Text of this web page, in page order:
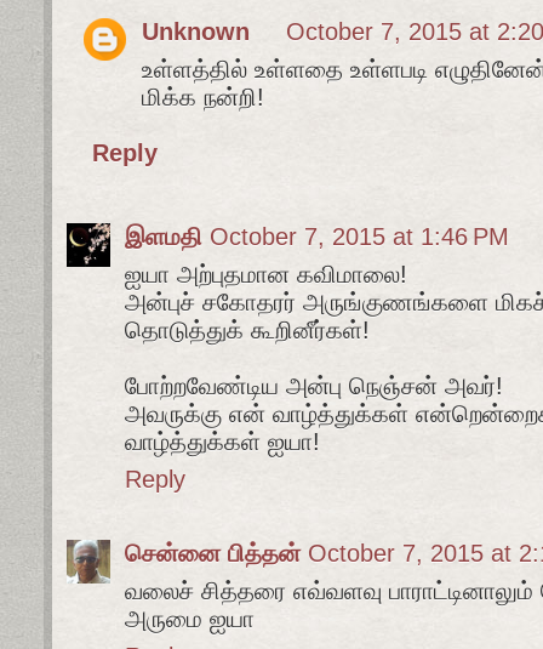
Unknown
October 7, 2015 at
உள்ளத்தில் உள்ளதை உள்ளபடி
மிக்க நன்றி!
Reply
இளமதி October 7, 2015 at 1:46 PM
ஐயா அற்புதமான கவிமாலை!
அன்புச் சகோதரர் அருங்குணங்களை மிகச்
தொடுத்துக் கூறினீர்கள்!
போற்றவேண்டிய அன்பு நெஞ்சன் அவர்!
அவருக்கு என் வாழ்த்துக்கள்
வாழ்த்துக்கள் ஐயா!
Reply
சென்னை பித்தன் October 7, 2015 at
வலைச் சித்தரை எவ்வளவு பாராட்டினாலும்
அருமை ஐயா